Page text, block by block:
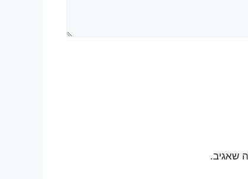
שאגיב.